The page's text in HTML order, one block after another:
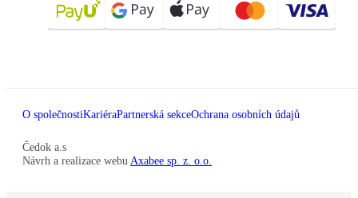
O společnostiKariéraPartnerská sekceOchrana osobních údajů
Čedok a.s
Návrh a realizace webu Axabee sp. z. o.o.